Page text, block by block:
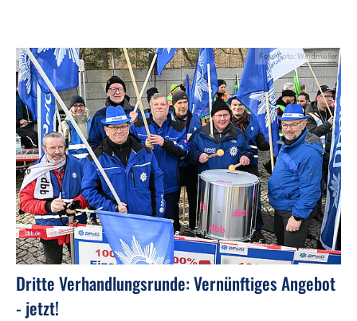
Foto:Foto: Windmüller
Dritte Verhandlungsrunde: Vernünftiges Angebot
- jetzt!